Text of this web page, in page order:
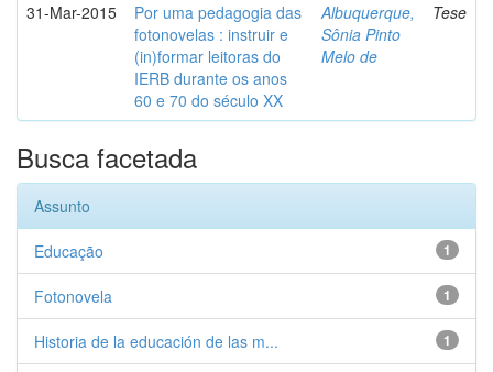
31-Mar-2015
Por uma pedagogia das
fotonovelas : instruir e
(in)formar leitoras do
IERB durante os anos
60 e 70 do século XX
Albuquerque,
Sônia Pinto
Melo de
Tese
Busca facetada
Assunto
1
Educação
1
Fotonovela
1
Historia de la educación de las m...